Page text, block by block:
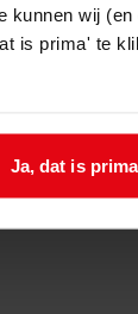
kunnen wij (en
is prima' te
Ja, dat is prima